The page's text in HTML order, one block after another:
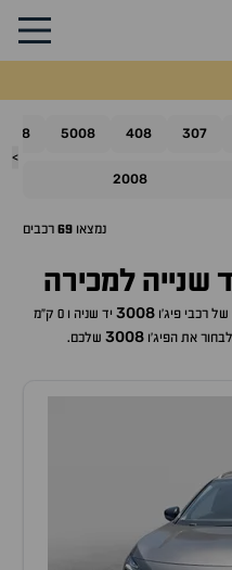
>
307
408
5008
508
2008
נמצאו 69 רכבים
של רכביפיג'ו3008
יד שניה ו 0 ק"מ
את הפיג'ו 3008 שלכם.